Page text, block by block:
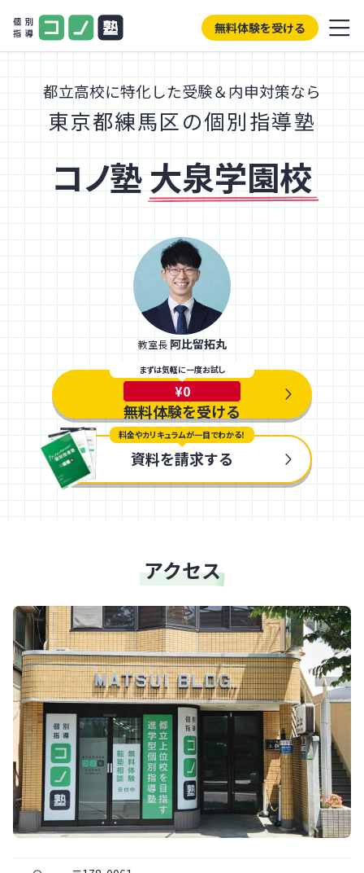
無料体験を受ける
東京都練馬区の個別指導塾
コノ塾大泉学園校
都立高校に特化した受験＆内申対策なら
まずは気軽に一度お試し
¥0
無料体験を受ける
料金やカリキュラムが一目でわかる！
資料を請求する
教室長阿比留拓丸
アクセス